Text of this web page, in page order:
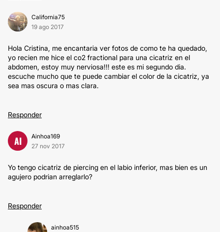
California75
19 ago 2017
Hola Cristina, me encantaria ver fotos de como te ha quedado,
yo recien me hice el co2 fractional para una cicatriz en el
abdomen, estoy muy nerviosa!!! este es mi segundo dia.
escuche mucho que te puede cambiar el color de la cicatriz, ya
sea mas oscura o mas clara.
Responder
AI
Ainhoa169
27 nov 2017
Yo tengo cicatriz de piercing en el labio inferior, mas bien es un
agujero podrian arreglarlo?
Responder
ainhoa515